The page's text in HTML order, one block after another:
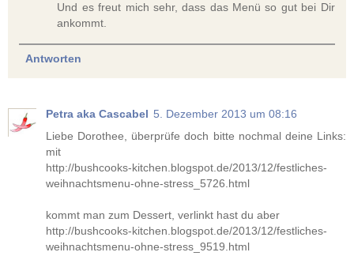
Und es freut mich sehr, dass das Menü so gut bei Dir
ankommt.
Antworten
Petra aka Cascabel 5. Dezember 2013 um 08:16
Liebe Dorothee, überprüfe doch bitte nochmal deine Links:
mit
http://bushcooks-kitchen.blogspot.de/2013/12/festliches-
weihnachtsmenu-ohne-stress_5726.html
kommt man zum Dessert, verlinkt hast du aber
http://bushcooks-kitchen.blogspot.de/2013/12/festliches-
weihnachtsmenu-ohne-stress_9519.html